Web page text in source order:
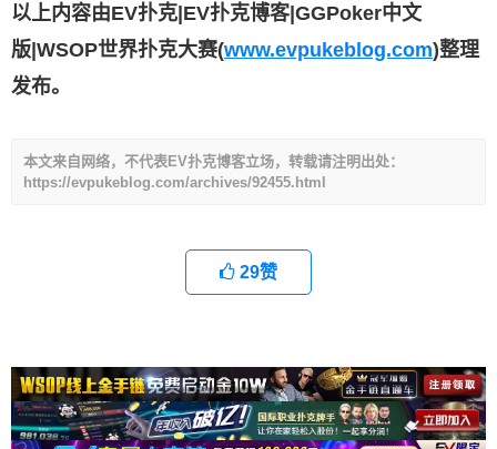
以上内容由EV扑克|EV扑克博客|GGPoker中文
版|WSOP世界扑克大赛(www.evpukeblog.com)整理
发布。
本文来自网络，不代表EV扑克博客立场，转载请注明出处：
https://evpukeblog.com/archives/92455.html
29赞